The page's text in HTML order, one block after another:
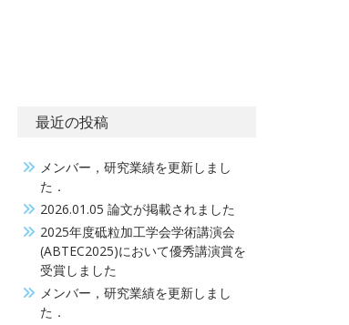
最近の投稿
メンバー，研究業績を更新しまし
た．
2026.01.05 論文が掲載されました
2025年度砥粒加工学会学術講演会
(ABTEC2025)において優秀講演賞を
受賞しました
メンバー，研究業績を更新しまし
た．